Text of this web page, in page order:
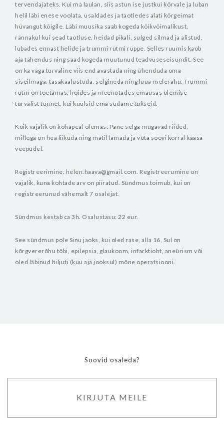
tervendajateks. Kui ma laulan, siis astun ise justkui kõrvale ja luban
helil läbi enese voolata, usaldades ja taotledes alati kõrgeimat
hüvangut kõigile. Läbi muusika saab kogeda kõikvõimalikust,
rännakul kui sead taotluse, heidad pikali, sulged silmad ja alistud,
lubades ennast helide ja trummi rütmi rüppe. Selles ruumis kaob
aja tähendus ning saad kogeda muutunud teadvuseseisundit. See
on ka väga turvaline viis end avastada ning ühenduda oma
siseilmaga, tasakaalustuda, selgineda ning luua melerahu. Trummi
rütm on toetamas, hoides ja meenutades emaüsas olemise
turvalist tunnet, kui kuulsid ema südame tukseid.
Kõik vajalik on kohapeal olemas. Pane selga mugavad riided,
millega on hea liikuda ning matil lamada ja võta soovi korral kaasa
veepudel.
Registreerimine: helen.haava@gmail.com. Registreerumine on
vajalik, kuna kohtade arv on piiratud. Sündmus toimub, kui on
registreerunud vähemalt 7 osalejat.
Sündmus kestab ca 3h. Osalustasu: 22 eur.
See sündmus pole Sinu jaoks, kui oled rase, alla 16, Sul on
kõrgvererõhu tõbi, epilepsia, glaukoom, infarktioht, aneürism või
oled läbinud hiljuti (kuu aja jooksul) mõne operatsiooni.
Soovid osaleda?
KIRJUTA MEILE